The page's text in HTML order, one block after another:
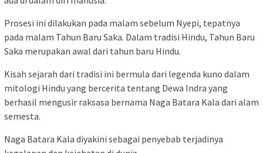
Prosesi ini dilakukan pada malam sebelum Nyepi, tepatnya
pada malam Tahun Baru Saka. Dalam tradisi Hindu, Tahun Baru
Saka merupakan awal dari tahun baru Hindu.
Kisah sejarah dari tradisi ini bermula dari legenda kuno dalam
mitologi Hindu yang bercerita tentang Dewa Indra yang
berhasil mengusir raksasa bernama Naga Batara Kala dari alam
semesta.
Naga Batara Kala diyakini sebagai penyebab terjadinya